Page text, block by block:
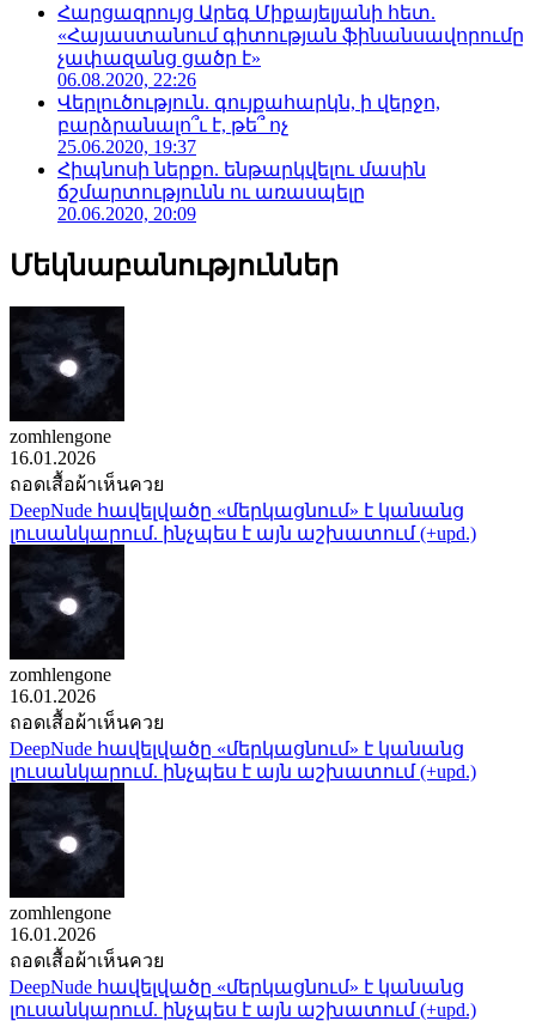
Հարցազրույց Արեգ Միքայելյանի հետ.
«Հայաստանում գիտության ֆինանսավորումը
չափազանց ցածր է»
06.08.2020, 22:26
Վերլուծություն. գույքահարկն, ի վերջո,
բարձրանալո՞ւ է, թե՞ ոչ
25.06.2020, 19:37
Հիպնոսի ներքո. ենթարկվելու մասին
ճշմարտությունն ու առասպելը
20.06.2020, 20:09
Մեկնաբանություններ
zomhlengone
16.01.2026
ถอดเสื้อผ้าเห็นควย
DeepNude հավելվածը «մերկացնում» է կանանց
լուսանկարում. ինչպես է այն աշխատում (+upd.)
zomhlengone
16.01.2026
ถอดเสื้อผ้าเห็นควย
DeepNude հավելվածը «մերկացնում» է կանանց
լուսանկարում. ինչպես է այն աշխատում (+upd.)
zomhlengone
16.01.2026
ถอดเสื้อผ้าเห็นควย
DeepNude հավելվածը «մերկացնում» է կանանց
լուսանկարում. ինչպես է այն աշխատում (+upd.)